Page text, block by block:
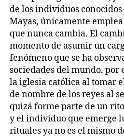
de los individuos
Mayas, únicamente
que nunca cambia. El
momento de asumir un
fenómeno que se ha
sociedades del mundo, por
la iglesia católica al tomar
de nombre de los reyes al
quizá forme parte de un
y el individuo que emerge
rituales ya no es el mismo